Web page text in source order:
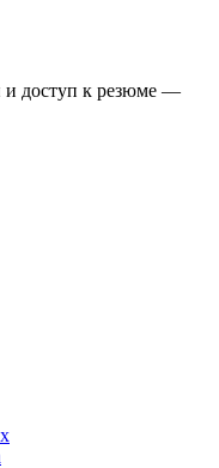
и доступ к резюме —